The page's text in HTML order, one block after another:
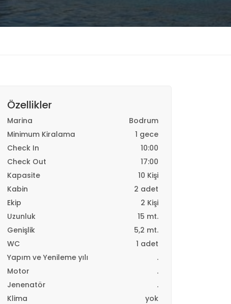
Özellikler
Marina
Bodrum
Minimum Kiralama
1 gece
Check In
10:00
Check Out
17:00
Kapasite
10 Kişi
Kabin
2 adet
Ekip
2 Kişi
Uzunluk
15 mt.
Genişlik
5,2 mt.
WC
1 adet
Yapım ve Yenileme yılı
.
Motor
.
Jenenatör
.
Klima
yok